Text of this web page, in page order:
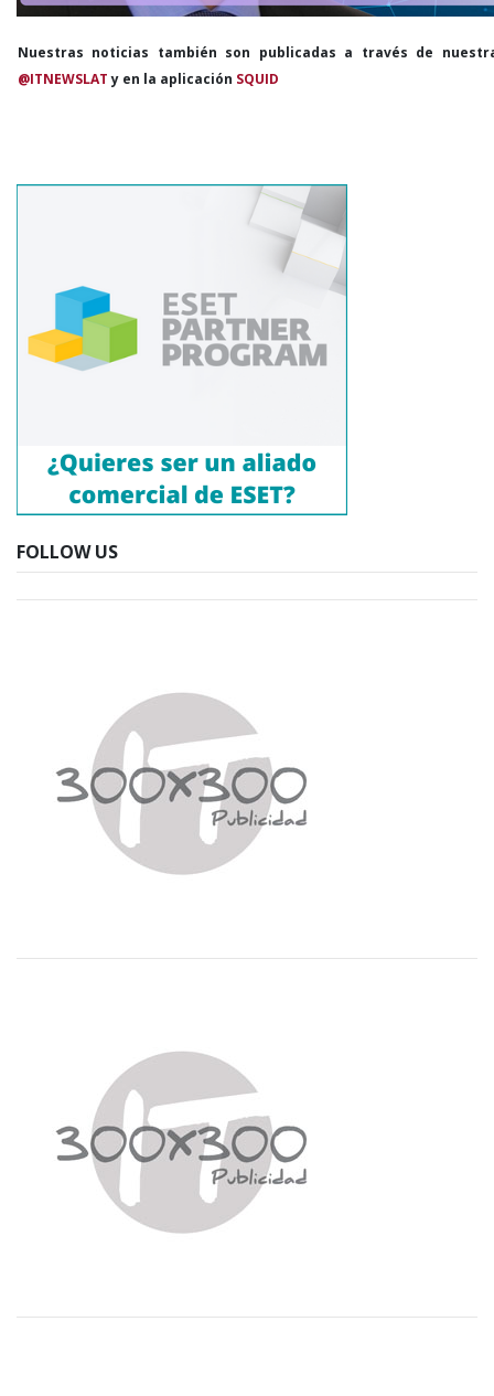
Nuestras noticias también son publicadas a través de
@ITNEWSLATy en la aplicación SQUID
FOLLOW US